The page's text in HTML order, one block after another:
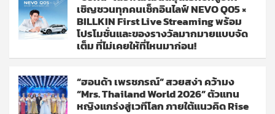
เชิญชวนทุกคนเช็กอินไลฟ์ NEVO Q05 ×
BILLKIN First Live Streaming พร้อม
โปรโมชั่นและของรางวัลมากมายแบบจัด
เต็ม ที่ไม่เคยให้ที่ไหนมาก่อน!
“ฮอนด้า เพรชภรณ์” สวยสง่า คว้ามง
“Mrs. Thailand World 2026” ตัวแทน
หญิงแกร่งสู่เวทีโลก ภายใต้แนวคิด Rise